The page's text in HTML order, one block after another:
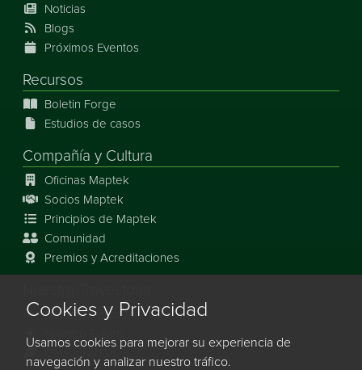
Noticias
Blogs
Próximos Eventos
Recursos
Boletin Forge
Estudios de casos
Compañía y Cultura
Oficinas Maptek
Socios Maptek
Principios de Maptek
Comunidad
Premios y Acreditaciones
Nuestra Historia
Colaboración
Cookies y Privacidad
Usamos cookies para mejorar su experiencia de
navegación y analizar nuestro tráfico.